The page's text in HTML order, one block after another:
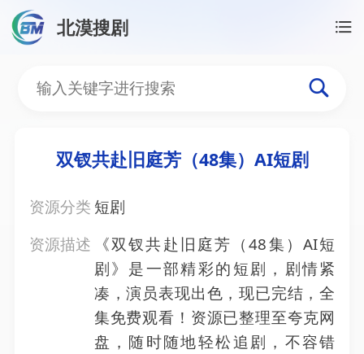
北漠搜剧
双钗共赴旧庭芳（48集）
双钗共赴旧庭芳（48集）AI短剧
资源分类 短剧
资源描述
《双钗共赴旧庭芳（48集）AI短
剧》是一部精彩的短剧，剧情紧
凑，演员表现出色，现已完结，全
集免费观看！资源已整理至夸克网
盘，随时随地轻松追剧，不容错